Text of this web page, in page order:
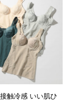
触冷感 いい肌ひ